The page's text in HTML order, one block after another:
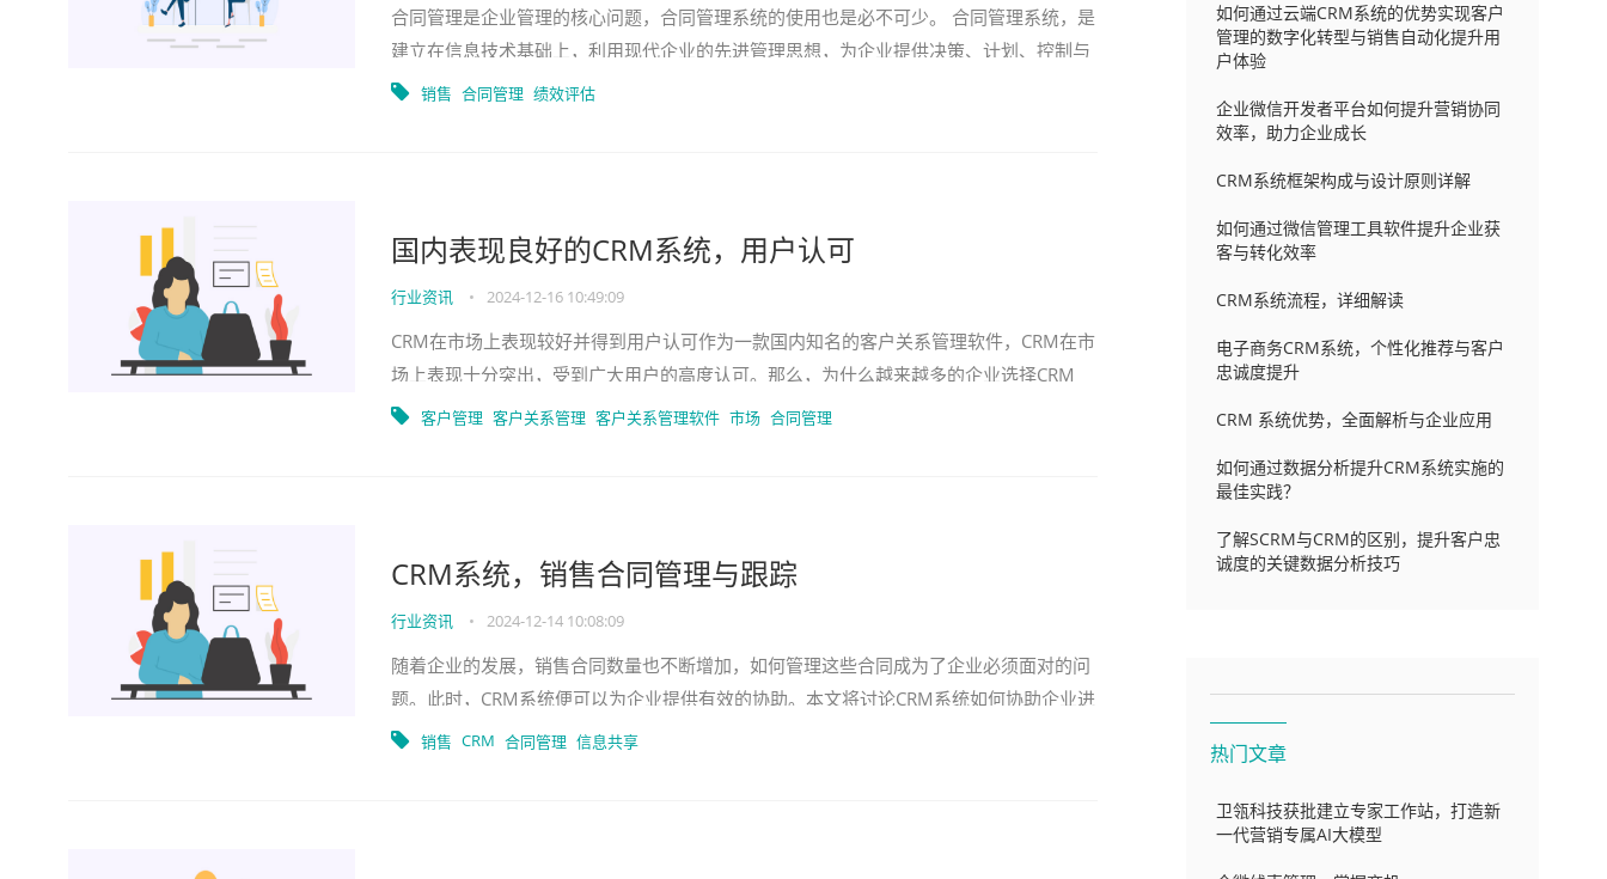
合同管理是企业管理的核心问题，合同管理系统的使用也是必不可少。 合同管理系统，是
建立在信息技术基础上，利用现代企业的先进管理思想，为企业提供决策、计划、控制与
经营绩效评估的全方位、系统化的合同管理平台
销售 合同管理 绩效评估
国内表现良好的CRM系统，用户认可
行业资讯 • 2024-12-16 10:49:09
CRM在市场上表现较好并得到用户认可作为一款国内知名的客户关系管理软件，CRM在市
场上表现十分突出，受到广大用户的高度认可。那么，为什么越来越多的企业选择CRM
呢？首先，CRM具有全面的功能。它不仅仅
客户管理 客户关系管理 客户关系管理软件 市场 合同管理
CRM系统，销售合同管理与跟踪
行业资讯 • 2024-12-14 10:08:09
随着企业的发展，销售合同数量也不断增加，如何管理这些合同成为了企业必须面对的问
题。此时，CRM系统便可以为企业提供有效的协助。本文将讨论CRM系统如何协助企业进
行销售合同管理和跟踪。首先，CRM系统可
销售 CRM 合同管理 信息共享
如何通过云端CRM系统的优势实现客户
管理的数字化转型与销售自动化提升用
户体验
企业微信开发者平台如何提升营销协同
效率，助力企业成长
CRM系统框架构成与设计原则详解
如何通过微信管理工具软件提升企业获
客与转化效率
CRM系统流程，详细解读
电子商务CRM系统，个性化推荐与客户
忠诚度提升
CRM 系统优势，全面解析与企业应用
如何通过数据分析提升CRM系统实施的
最佳实践？
了解SCRM与CRM的区别，提升客户忠
诚度的关键数据分析技巧
热门文章
卫瓴科技获批建立专家工作站，打造新
一代营销专属AI大模型